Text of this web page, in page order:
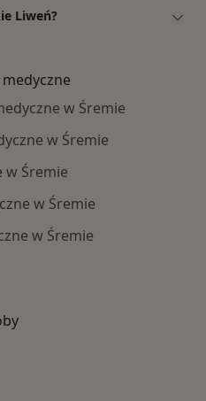
Liweń?
w Śremie
w Śremie
Śremie
w Śremie
w Śremie